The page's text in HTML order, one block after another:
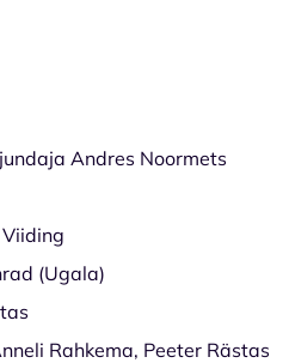
Andres Noormets
(Ugala)
Rahkema, Peeter Rästas